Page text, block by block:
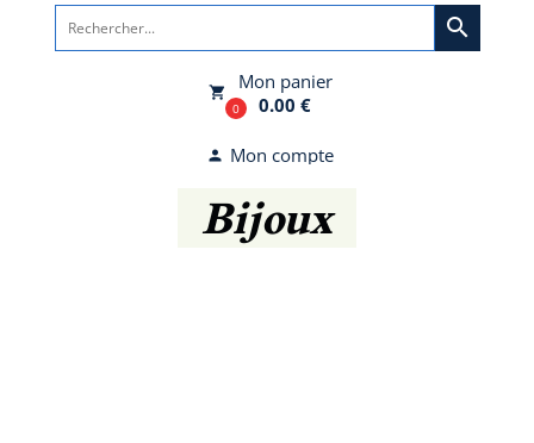
search
local_grocery_store
0
Mon panier
0.00 €
person Mon compte
Bijoux